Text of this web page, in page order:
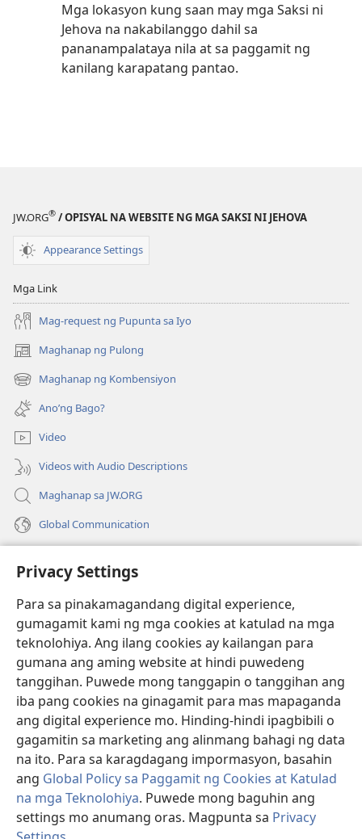
Privacy Settings
Para sa pinakamagandang digital experience,
gumagamit kami ng mga cookies at katulad na mga
teknolohiya. Ang ilang cookies ay kailangan para
gumana ang aming website at hindi puwedeng
tanggihan. Puwede mong tanggapin o tanggihan ang
iba pang cookies na ginagamit para mas mapaganda
ang digital experience mo. Hinding-hindi ipagbibili o
gagamitin sa marketing ang alinmang bahagi ng data
na ito. Para sa karagdagang impormasyon, basahin
ang Global Policy sa Paggamit ng Cookies at Katulad
na mga Teknolohiya. Puwede mong baguhin ang
settings mo anumang oras. Magpunta sa Privacy
Mga lokasyon kung saan may mga Saksi ni
Jehova na nakabilanggo dahil sa
pananampalataya nila at sa paggamit ng
kanilang karapatang pantao.
JW.ORG® / OPISYAL NA WEBSITE NG MGA SAKSI NI JEHOVA
Appearance Settings
Mga Link
Mag-request ng Pupunta sa Iyo
Maghanap ng Pulong
(may
bubukas
na
bagong
window)
Maghanap ng Kombensiyon
(may
bubukas
na
bagong
window)
Ano’ng Bago?
Video
Videos with Audio Descriptions
Maghanap sa JW.ORG
Global Communication
(may
na
bagong
window)
Watchtower ONLINE LIBRARY™
(may
bubukas
na
bagong
window)
JW Hub ®
(may
bubukas
bagong
window)
JW Library ®
Watchtower Library®
Copyright© 2026 Watch Tower Bible and Tract Society of Pennsylvania.